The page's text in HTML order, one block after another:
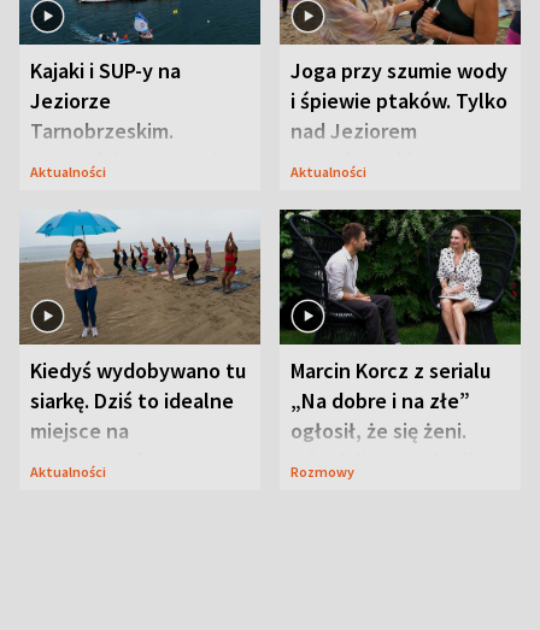
Kajaki i SUP-y na
Jeziorze
Tarnobrzeskim.
Przyrodnicy zwracają
Aktualności
Joga przy szumie wody
i śpiewie ptaków. Tylko
nad Jeziorem
Tarnobrzeskim
Aktualności
Kiedyś wydobywano tu
siarkę. Dziś to idealne
miejsce na
wypoczynek
Aktualności
Marcin Korcz z serialu
„Na dobre i na złe”
ogłosił, że się żeni.
Zdradził, co zmienił
Rozmowy